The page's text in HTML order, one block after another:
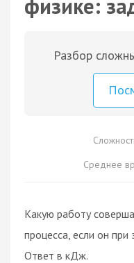
физике:
Разбор
Среднее
Какую работу
процесса, если он
Ответ в кДж.